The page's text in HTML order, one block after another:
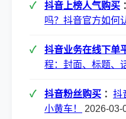
抖音上榜人气购买
吗？抖音官方如何
抖音业务在线下单
程：封面、标题、
抖音粉丝购买 ： 抖
小黄车！
2026-03-